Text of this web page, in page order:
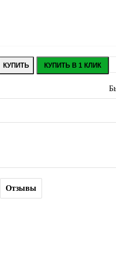
КУПИТЬ КУПИТЬ В 1 КЛИК
Отзывы